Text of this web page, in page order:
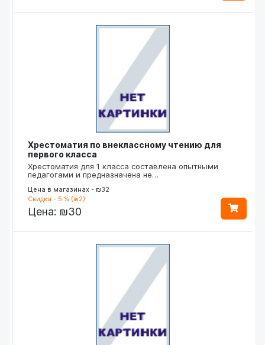
Хрестоматия по внеклассному чтению для
первого класса
Хрестоматия для 1 класса составлена опытными
педагогами и предназначена не…
Цена в магазинах - ₪32
Скидка - 5 % (₪2)
Цена: ₪30